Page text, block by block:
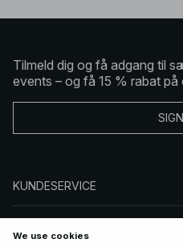
Tilmeld dig og få adgang til
events – og få 15 % rabat
KUNDESERVICE